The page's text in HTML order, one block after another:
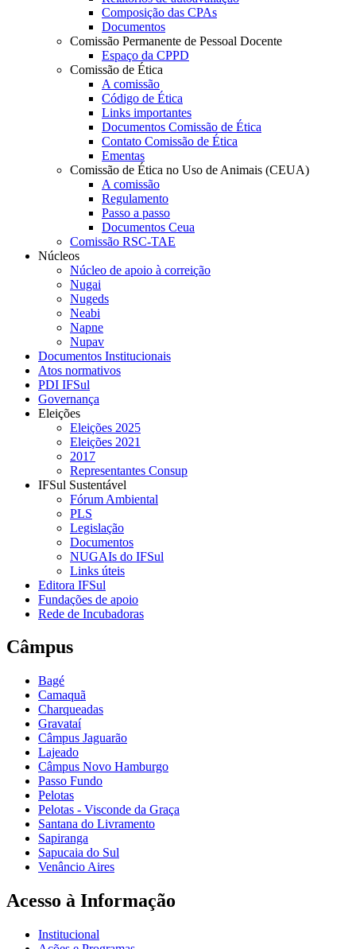
Composição das CPAs
Documentos
Comissão Permanente de Pessoal Docente
Espaço da CPPD
Comissão de Ética
A comissão
Código de Ética
Links importantes
Documentos Comissão de Ética
Contato Comissão de Ética
Ementas
Comissão de Ética no Uso de Animais (CEUA)
A comissão
Regulamento
Passo a passo
Documentos Ceua
Comissão RSC-TAE
Núcleos
Núcleo de apoio à correição
Nugai
Nugeds
Neabi
Napne
Nupav
Documentos Institucionais
Atos normativos
PDI IFSul
Governança
Eleições
Eleições 2025
Eleições 2021
2017
Representantes Consup
IFSul Sustentável
Fórum Ambiental
PLS
Legislação
Documentos
NUGAIs do IFSul
Links úteis
Editora IFSul
Fundações de apoio
Rede de Incubadoras
Câmpus
Bagé
Camaquã
Charqueadas
Gravataí
Câmpus Jaguarão
Lajeado
Câmpus Novo Hamburgo
Passo Fundo
Pelotas
Pelotas - Visconde da Graça
Santana do Livramento
Sapiranga
Sapucaia do Sul
Venâncio Aires
Acesso à Informação
Institucional